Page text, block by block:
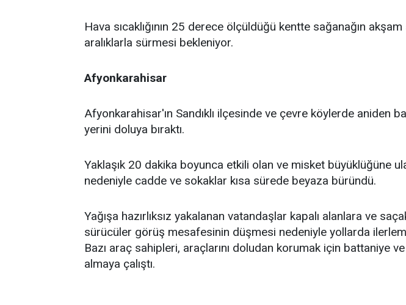
Hava sıcaklığının 25 derece ölçüldüğü kentte sağanağın
aralıklarla sürmesi bekleniyor.
Afyonkarahisar
Afyonkarahisar'ın Sandıklı ilçesinde ve çevre köylerde aniden
yerini doluya bıraktı.
Yaklaşık 20 dakika boyunca etkili olan ve misket büyüklüğüne
nedeniyle cadde ve sokaklar kısa sürede beyaza büründü.
Yağışa hazırlıksız yakalanan vatandaşlar kapalı alanlara ve
sürücüler görüş mesafesinin düşmesi nedeniyle yollarda
Bazı araç sahipleri, araçlarını doludan korumak için battaniye
almaya çalıştı.